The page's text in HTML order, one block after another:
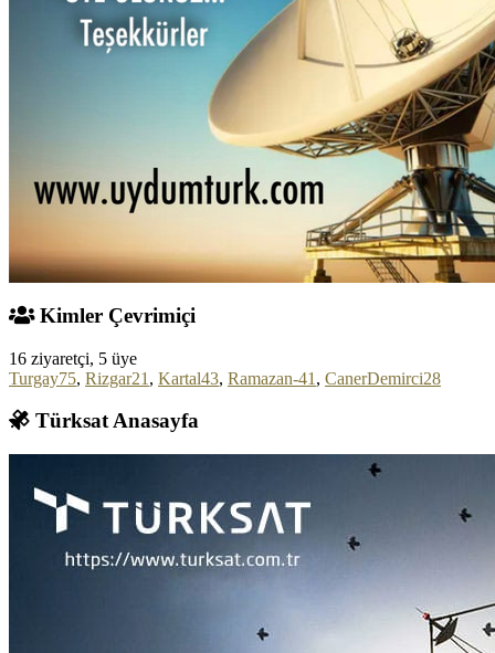
Kimler Çevrimiçi
16 ziyaretçi, 5 üye
Turgay75, Rizgar21 , Kartal43, Ramazan-41 , CanerDemirci28
Türksat Anasayfa